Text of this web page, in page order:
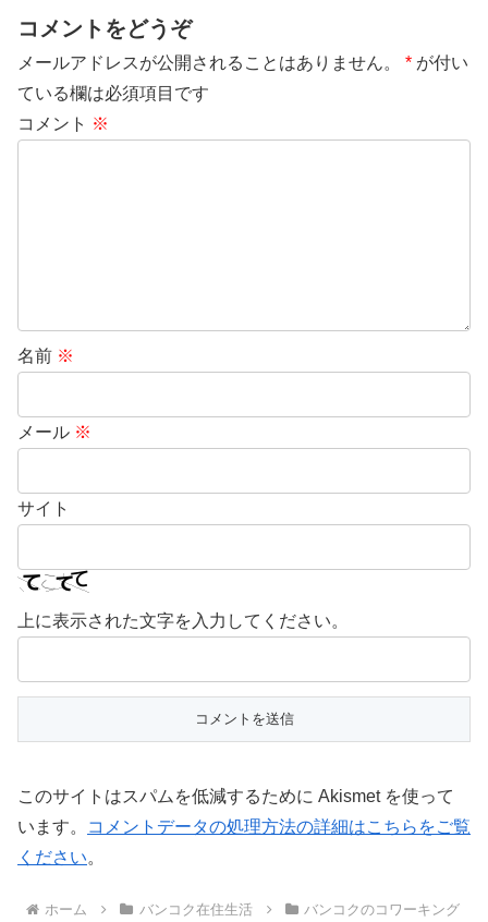
コメントをどうぞ
メールアドレスが公開されることはありません。 * が付い
ている欄は必須項目です
コメント ※
名前 ※
メール ※
サイト
上に表示された文字を入力してください。
このサイトはスパムを低減するために Akismet を使って
います。
コメントデータの処理方法の詳細はこちらをご覧
ください。
ホーム バンコク在住生活
バンコクのコワーキング